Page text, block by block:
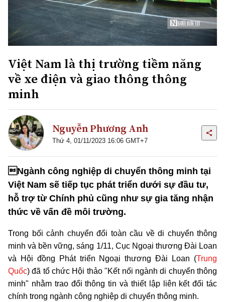
Việt Nam là thị trường tiềm năng
về xe điện và giao thông thông
minh
Nguyễn Phương Anh
Thứ 4, 01/11/2023 16:06 GMT+7
Ngành công nghiệp di chuyển thông minh tại
Việt Nam sẽ tiếp tục phát triển dưới sự đầu tư,
hỗ trợ từ Chính phủ cũng như sự gia tăng nhận
thức về vấn đề môi trường.
Trong bối cảnh chuyển đổi toàn cầu về di chuyển thông
minh và bền vững, sáng 1/11, Cục Ngoại thương Đài Loan
và Hội đồng Phát triển Ngoại thương Đài Loan (Trung
Quốc) đã tổ chức Hội thảo "Kết nối ngành di chuyển thông
minh" nhằm trao đổi thông tin và thiết lập liên kết đối tác
chính trong ngành công nghiệp di chuyển thông minh.